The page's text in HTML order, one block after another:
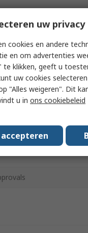
Thickness
uw privacy
cookies en andere
en om advertenties
te klikken, geeft u
uw cookies
"Alles weigeren". Dit
u in ons cookiebeleid